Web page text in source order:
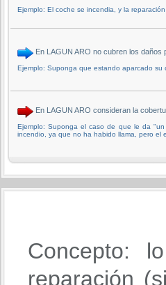
Ejemplo: El coche se incendia, y la
En LAGUN ARO no cubren los daños
Ejemplo: Suponga que estando aparcado su
En LAGUN ARO consideran la
Ejemplo: Suponga el caso de que le da
incendio, ya que no ha habido llama, pero el
Concepto:
reparación